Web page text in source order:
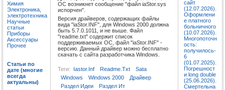
Химия
Электроника,
электротехника
Научные
статьи
Приборы
Аксессуары
Прочее
Статьи по
дате (многие
всегда
актуальны)
ОС возникнет сообщение "файл iaStor.sys
испорчен".
Версия драйверов, содержащих файлы
вида "iaStor.INF", для Windows 2000 должна
быть 5.7.0.1011, и не выше. Файл
"readme.txt" содержит список
поддерживаемых ОС, файл "iaStor.INF" -
версию. Данный драйвер можно бесплатно
скачать с сайта разработчика Windows.
Теги: Iastor.inf Readme.txt
Sata
Windows
Windows 2000
Драйвер
Раздел Идеи
Раздел Ит
сайт
(12.07.2026).
Оформлени
е платного
больничного
(10.07.2026).
Многопоточн
ость:
получилось-
6
(01.07.2025).
Погрешност
и long double
(25.06.2026).
Смертельна